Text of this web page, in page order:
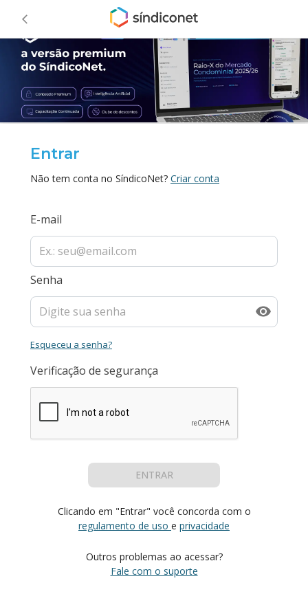
Entrar
Não tem conta no SíndicoNet? Criar conta
E-mail
Senha
Esqueceu a senha?
Verificação de segurança
ENTRAR
Clicando em "Entrar" você concorda com o
regulamento de uso e privacidade
Outros problemas ao acessar?
Fale com o suporte